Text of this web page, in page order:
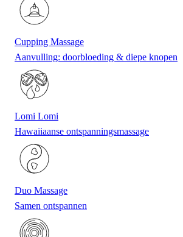
Cupping Massage
Aanvulling: doorbloeding & diepe knopen
Lomi Lomi
Hawaiiaanse ontspanningsmassage
Duo Massage
Samen ontspannen